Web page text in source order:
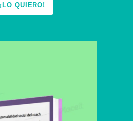
¡LO QUIERO!